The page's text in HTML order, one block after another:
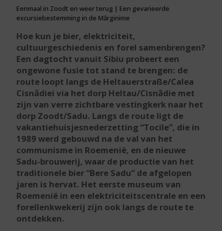
Eenmaal in Zoodt en weer terug | Een gevarieerde
excursiebestemming in de Mărginime
Hoe kun je bier, elektriciteit,
cultuurgeschiedenis en forel samenbrengen?
Een dagtocht vanuit Sibiu probeert een
ongewone fusie tot stand te brengen: de
route loopt langs de Heltauerstraße/Calea
Cisnădiei via het dorp Heltau/Cisnădie met
zijn van verre zichtbare vestingkerk naar het
dorp Zoodt/Sadu. Langs de route ligt de
vakantiehuisjesnederzetting “Tocile”, die in
1989 werd gebouwd na de val van het
communisme in Roemenië, en de nieuwe
Sadu-brouwerij, waar de productie van het
traditionele bier “Bere Sadu” de afgelopen
jaren is hervat. Het eerste museum van
Roemenië in een elektriciteitscentrale en een
forellenkwekerij zijn ook langs de route te
ontdekken.